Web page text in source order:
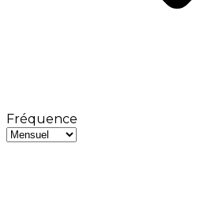
Fréquence